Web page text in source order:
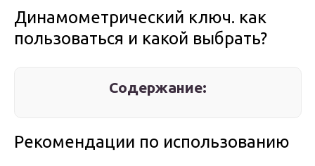
Динамометрический ключ. как
пользоваться и какой выбрать?
Содержание:
Рекомендации по использованию